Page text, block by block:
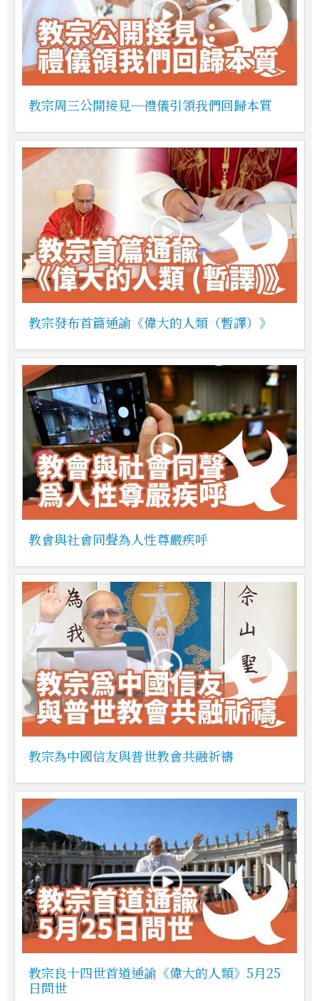
教宗周三公開接見─禮儀引領我們回歸本質
教宗發布首篇通諭《偉大的人類（暫譯）》
教會與社會同聲為人性尊嚴疾呼
教宗為中國信友與普世教會共融祈禱
教宗良十四世首道通諭《偉大的人類》5月25
日問世